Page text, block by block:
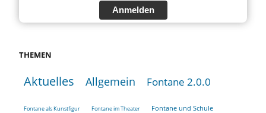
Anmelden
THEMEN
Aktuelles Allgemein Fontane 2.0.0
Fontane als Kunstfigur Fontane im Theater Fontane und Schule